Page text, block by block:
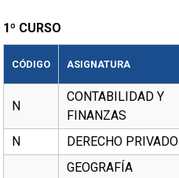
1º CURSO
CÓDIGO ASIGNATURA
N
CONTABILIDAD Y
FINANZAS
N DERECHO PRIVADO
GEOGRAFÍA